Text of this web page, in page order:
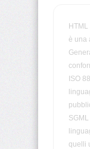
Commenti
Condizionali
Deprecati
è una
ISO
quelli